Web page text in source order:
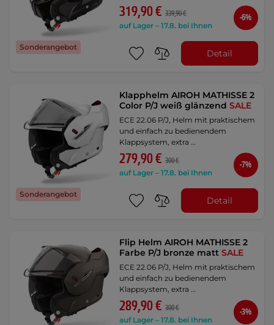
Sonderangebot
319,90 € 339,90 €
auf Lager – 17.8. bei Ihnen
-6%
Detail
Sonderangebot
Klapphelm AIROH MATHISSE 2
Color P/J weiß glänzendSALE
ECE 22.06 P/J, Helm mit praktischem
und einfach zu bedienendem
Klappsystem, extra …
279,90 € 300 €
auf Lager – 17.8. bei Ihnen
-7%
Detail
Flip Helm AIROH MATHISSE 2
Farbe P/J bronze mattSALE
ECE 22.06 P/J, Helm mit praktischem
und einfach zu bedienendem
Klappsystem, extra …
289,90 € 300 €
auf Lager – 17.8. bei Ihnen
-3%